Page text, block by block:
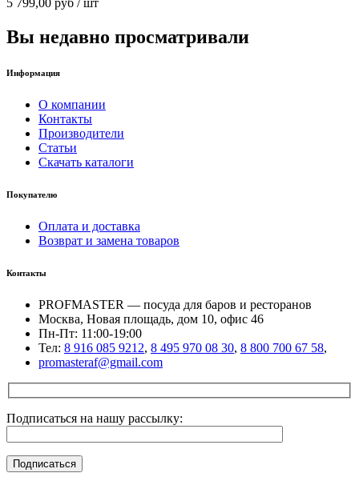
5 799,00 руб / шт
Вы недавно просматривали
Информация
О компании
Контакты
Производители
Статьи
Скачать каталоги
Покупателю
Оплата и доставка
Возврат и замена товаров
Контакты
PROFMASTER — посуда для баров и ресторанов
Москва, Новая площадь, дом 10, офис 46
Пн-Пт: 11:00-19:00
Тел: 8 916 085 9212, 8 495 970 08 30, 8 800 700 67 58,
promasteraf@gmail.com
Подписаться на нашу рассылку: